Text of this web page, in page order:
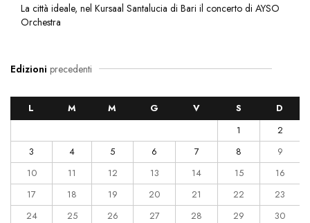
La città ideale, nel Kursaal Santalucia di Bari il concerto di AYSO
Orchestra
Edizioni precedenti
L M M G V S
D
1
2
3
4 5 6 7 8
9
10
11 12 13 14 15
16
17
18 19 20 21 22
23
24
25 26 27 28 29
30